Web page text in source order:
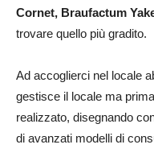
Cornet, Braufactum
trovare quello più gradito.
Ad accoglierci nel locale
gestisce il locale ma
realizzato, disegnando
di avanzati modelli di